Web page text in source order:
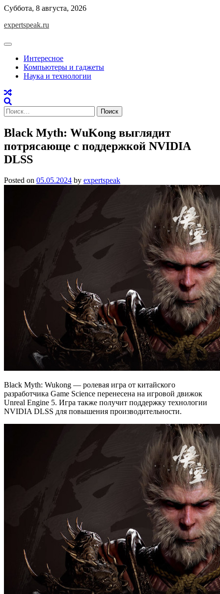
Skip
content
Суббота, 8 августа, 2026
expertspeak.ru
Интересное
Компьютеры и гаджеты
Наука и технологии
Найти:
Black Myth: WuKong выглядит
потрясающе с поддержкой NVIDIA
DLSS
Posted on 05.05.2024 by expertspeak
Black Myth: Wukong — ролевая игра от китайского
разработчика Game Science перенесена на игровой движок
Unreal Engine 5. Игра также получит поддержку технологии
NVIDIA DLSS для повышения производительности.